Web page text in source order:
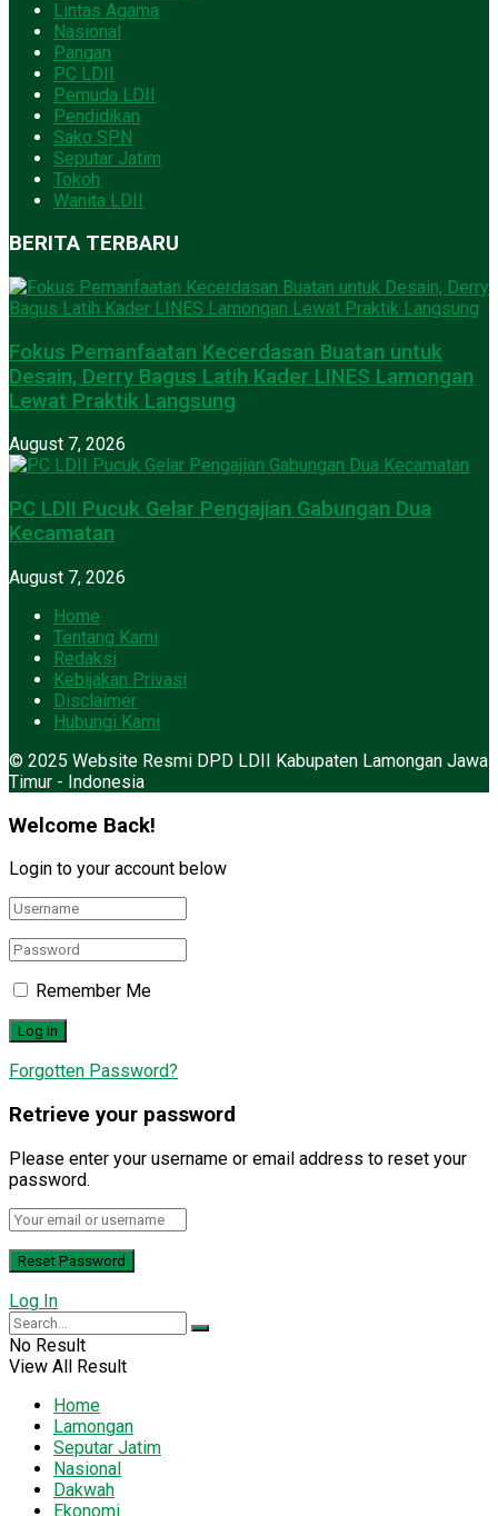
Lintas Agama
Nasional
Pangan
PC LDII
Pemuda LDII
Pendidikan
Sako SPN
Seputar Jatim
Tokoh
Wanita LDII
BERITA TERBARU
Fokus Pemanfaatan Kecerdasan Buatan untuk
Desain, Derry Bagus Latih Kader LINES Lamongan
Lewat Praktik Langsung
August 7, 2026
PC LDII Pucuk Gelar Pengajian Gabungan Dua
Kecamatan
August 7, 2026
Home
Tentang Kami
Redaksi
Kebijakan Privasi
Disclaimer
Hubungi Kami
© 2025 Website Resmi DPD LDII Kabupaten Lamongan Jawa
Timur - Indonesia
Welcome Back!
Login to your account below
Remember Me
Forgotten Password?
Retrieve your password
Please enter your username or email address to reset your
password.
Log In
No Result
View All Result
Home
Lamongan
Seputar Jatim
Nasional
Dakwah
Ekonomi